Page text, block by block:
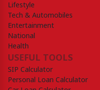
Lifestyle
Tech & Automobiles
Entertainment
National
Health
USEFUL TOOLS
SIP Calculator
Personal Loan Calculator